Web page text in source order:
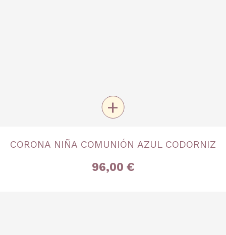
Única
+
CORONA NIÑA COMUNIÓN AZUL CODORNIZ
96,00 €